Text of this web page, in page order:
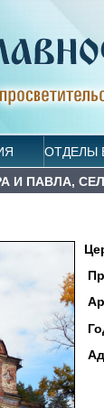
ОТДЕЛЫ
И ПАВЛА,